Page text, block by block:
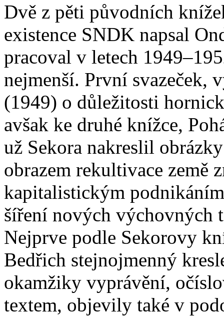
Dvě z pěti původních
existence SNDK napsal
pracoval v letech
nejmenší. První svazeček,
(1949) o důležitosti
avšak ke druhé knížce,
už Sekora nakreslil
obrazem rekultivace země
kapitalistickým
šíření nových výchovných
Nejprve podle Sekorovy
Bedřich stejnojmenný
okamžiky vyprávění,
textem, objevily také v